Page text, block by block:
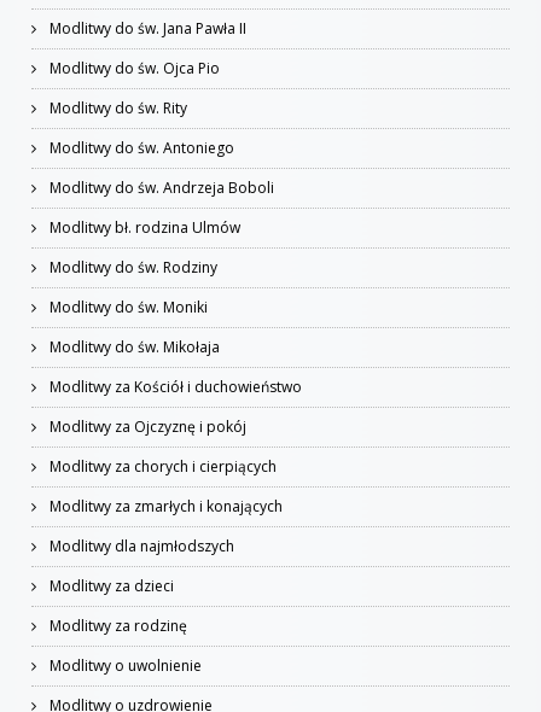
Modlitwy do św. Jana Pawła II
Modlitwy do św. Ojca Pio
Modlitwy do św. Rity
Modlitwy do św. Antoniego
Modlitwy do św. Andrzeja Boboli
Modlitwy bł. rodzina Ulmów
Modlitwy do św. Rodziny
Modlitwy do św. Moniki
Modlitwy do św. Mikołaja
Modlitwy za Kościół i duchowieństwo
Modlitwy za Ojczyznę i pokój
Modlitwy za chorych i cierpiących
Modlitwy za zmarłych i konających
Modlitwy dla najmłodszych
Modlitwy za dzieci
Modlitwy za rodzinę
Modlitwy o uwolnienie
Modlitwy o uzdrowienie